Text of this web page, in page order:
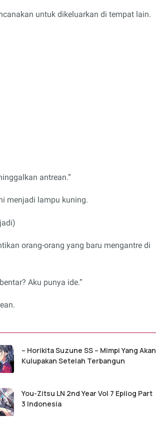
untuk dikeluarkan di tempat lain.
antrean.”
menjadi lampu kuning.
orang-orang yang baru mengantre di
Aku punya ide.”
– Horikita Suzune SS – Mimpi Yang Akan
Kulupakan Setelah Terbangun
You-Zitsu LN 2nd Year Vol 7 Epilog Part
3 Indonesia